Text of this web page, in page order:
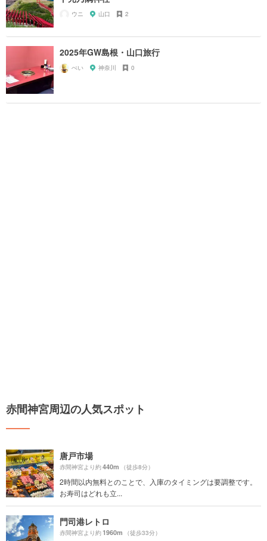
ウニ 山口 2
2025年GW島根・山口旅行
ぺい 神奈川 0
赤間神宮周辺の人気スポット
唐戸市場
赤間神宮より約440m （徒歩8分）
2時間以内無料とのことで、入庫のタイミングは要調整です。
お寿司はどれも立...
門司港レトロ
赤間神宮より約1960m （徒歩33分）